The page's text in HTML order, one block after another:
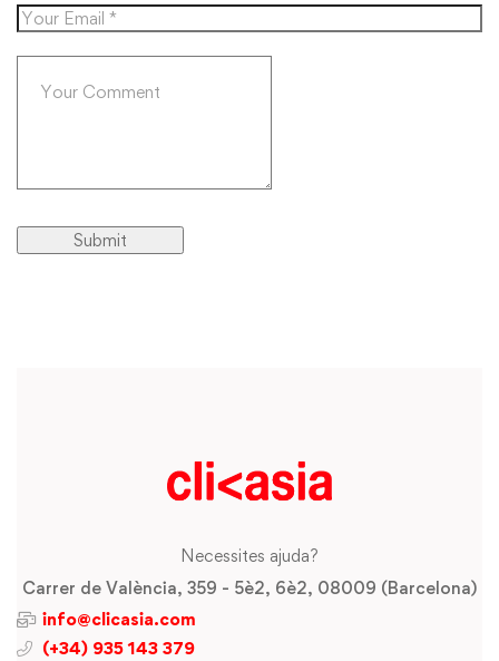
Necessites ajuda?
Carrer de València, 359 - 5è2, 6è2, 08009 (Barcelona)
info@clicasia.com
(+34) 935 143 379